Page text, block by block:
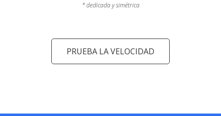
* dedicada y simétrica
PRUEBA LA VELOCIDAD